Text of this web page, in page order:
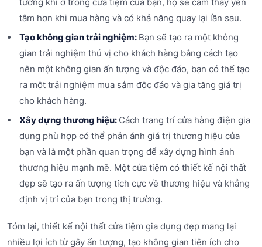
tâm hơn khi mua hàng và có khả năng quay lại lần sau.
Tạo không gian trải nghiệm: Bạn sẽ tạo ra một không
gian trải nghiệm thú vị cho khách hàng bằng cách tạo
nên một không gian ấn tượng và độc đáo, bạn có thể tạo
ra một trải nghiệm mua sắm độc đáo và gia tăng giá trị
cho khách hàng.
Xây dựng thương hiệu: Cách trang trí cửa hàng điện gia
dụng phù hợp có thể phản ánh giá trị thương hiệu của
bạn và là một phần quan trọng để xây dựng hình ảnh
thương hiệu mạnh mẽ. Một cửa tiệm có thiết kế nội thất
đẹp sẽ tạo ra ấn tượng tích cực về thương hiệu và khẳng
định vị trí của bạn trong thị trường.
Tóm lại, thiết kế nội thất cửa tiệm gia dụng đẹp mang lại
nhiều lợi ích từ gây ấn tượng, tạo không gian tiện ích cho